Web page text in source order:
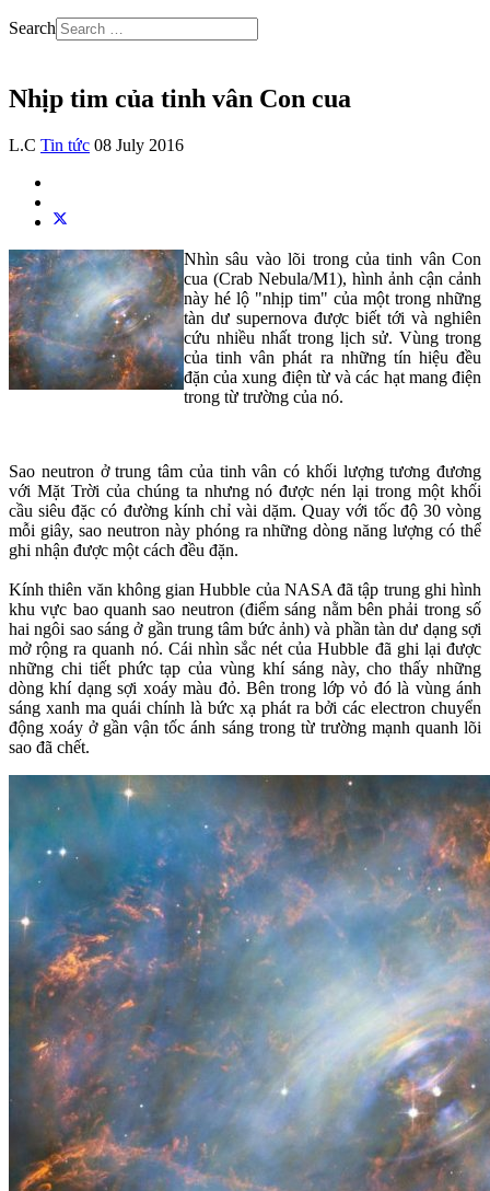
Search
Nhịp tim của tinh vân Con cua
L.C Tin tức 08 July 2016
Nhìn sâu vào lõi trong của tinh vân Con
cua (Crab Nebula/M1), hình ảnh cận cảnh
này hé lộ "nhịp tim" của một trong những
tàn dư supernova được biết tới và nghiên
cứu nhiều nhất trong lịch sử. Vùng trong
của tinh vân phát ra những tín hiệu đều
đặn của xung điện từ và các hạt mang điện
trong từ trường của nó.
Sao neutron ở trung tâm của tinh vân có khối lượng tương đương
với Mặt Trời của chúng ta nhưng nó được nén lại trong một khối
cầu siêu đặc có đường kính chỉ vài dặm. Quay với tốc độ 30 vòng
mỗi giây, sao neutron này phóng ra những dòng năng lượng có thể
ghi nhận được một cách đều đặn.
Kính thiên văn không gian Hubble của NASA đã tập trung ghi hình
khu vực bao quanh sao neutron (điểm sáng nằm bên phải trong số
hai ngôi sao sáng ở gần trung tâm bức ảnh) và phần tàn dư dạng sợi
mở rộng ra quanh nó. Cái nhìn sắc nét của Hubble đã ghi lại được
những chi tiết phức tạp của vùng khí sáng này, cho thấy những
dòng khí dạng sợi xoáy màu đỏ. Bên trong lớp vỏ đó là vùng ánh
sáng xanh ma quái chính là bức xạ phát ra bởi các electron chuyển
động xoáy ở gần vận tốc ánh sáng trong từ trường mạnh quanh lõi
sao đã chết.